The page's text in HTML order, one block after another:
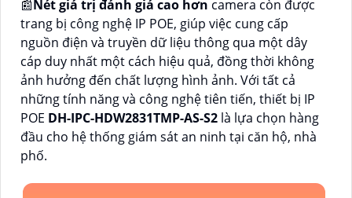
📰 Nét giá trị đánh giá cao hơn camera còn được
trang bị công nghệ IP POE, giúp việc cung cấp
nguồn điện và truyền dữ liệu thông qua một dây
cáp duy nhất một cách hiệu quả, đồng thời không
ảnh hưởng đến chất lượng hình ảnh. Với tất cả
những tính năng và công nghệ tiên tiến, thiết bị IP
POE DH-IPC-HDW2831TMP-AS-S2 là lựa chọn hàng
đầu cho hệ thống giám sát an ninh tại căn hộ, nhà
phố.